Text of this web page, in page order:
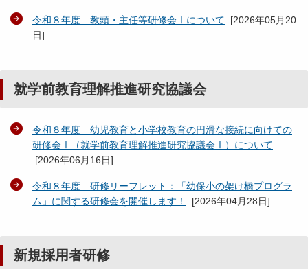
令和８年度 教頭・主任等研修会Ⅰについて [2026年05月20
日]
就学前教育理解推進研究協議会
令和８年度 幼児教育と小学校教育の円滑な接続に向けての
研修会Ⅰ（就学前教育理解推進研究協議会Ⅰ）について
[2026年06月16日]
令和８年度 研修リーフレット：「幼保小の架け橋プログラ
ム」に関する研修会を開催します！
[2026年04月28日]
新規採用者研修